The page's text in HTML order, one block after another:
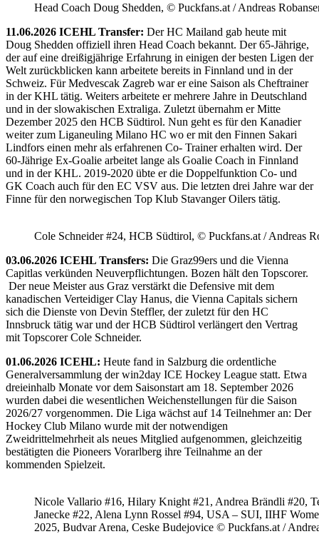
Head Coach Doug Shedden, © Puckfans.at / Andreas
11.06.2026 ICEHL Transfer: Der HC Mailand gab heute mit
Doug Shedden offiziell ihren Head Coach bekannt. Der 65-Jährige,
der auf eine dreißigjährige Erfahrung in einigen der besten Ligen der
Welt zurückblicken kann arbeitete bereits in Finnland und in der
Schweiz. Für Medvescak Zagreb war er eine Saison als Cheftrainer
in der KHL tätig. Weiters arbeitete er mehrere Jahre in Deutschland
und in der slowakischen Extraliga. Zuletzt übernahm er Mitte
Dezember 2025 den HCB Südtirol. Nun geht es für den Kanadier
weiter zum Liganeuling Milano HC wo er mit den Finnen Sakari
Lindfors einen mehr als erfahrenen Co- Trainer erhalten wird. Der
60-Jährige Ex-Goalie arbeitet lange als Goalie Coach in Finnland
und in der KHL. 2019-2020 übte er die Doppelfunktion Co- und
GK Coach auch für den EC VSV aus. Die letzten drei Jahre war der
Finne für den norwegischen Top Klub Stavanger Oilers tätig.
Cole Schneider #24, HCB Südtirol, © Puckfans.at / Andreas
03.06.2026 ICEHL Transfers: Die Graz99ers und die Vienna
Capitlas verkünden Neuverpflichtungen. Bozen hält den Topscorer.
Der neue Meister aus Graz verstärkt die Defensive mit dem
kanadischen Verteidiger Clay Hanus, die Vienna Capitals sichern
sich die Dienste von Devin Steffler, der zuletzt für den HC
Innsbruck tätig war und der HCB Südtirol verlängert den Vertrag
mit Topscorer Cole Schneider.
01.06.2026 ICEHL: Heute fand in Salzburg die ordentliche
Generalversammlung der win2day ICE Hockey League statt. Etwa
dreieinhalb Monate vor dem Saisonstart am 18. September 2026
wurden dabei die wesentlichen Weichenstellungen für die Saison
2026/27 vorgenommen. Die Liga wächst auf 14 Teilnehmer an: Der
Hockey Club Milano wurde mit der notwendigen
Zweidrittelmehrheit als neues Mitglied aufgenommen, gleichzeitig
bestätigten die Pioneers Vorarlberg ihre Teilnahme an der
kommenden Spielzeit.
Nicole Vallario #16, Hilary Knight #21, Andrea Brändli #20,
Janecke #22, Alena Lynn Rossel #94, USA – SUI, IIHF
2025, Budvar Arena, Ceske Budejovice © Puckfans.at /